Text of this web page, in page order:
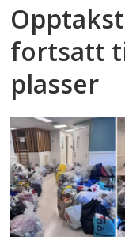
fortsatt
plasser